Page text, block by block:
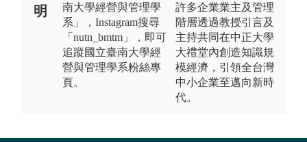
明
南大學經營與管理學
系」，Instagram搜尋
「nutn_bmtm」，即可
追蹤國立臺南大學經
營與管理學系粉絲專
頁。
許多企業業主及管理
階層透過教授引言及
主持共同在中正大學
大禮堂內創造知識規
模經濟，引領全台灣
中小企業至邁向新時
代。